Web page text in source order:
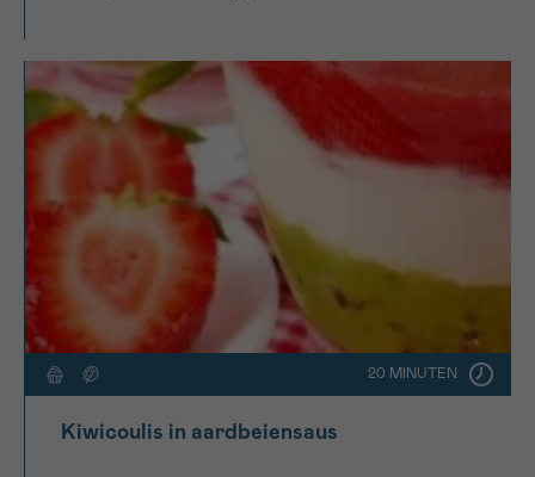
20 MINUTEN
Kiwicoulis in aardbeiensaus